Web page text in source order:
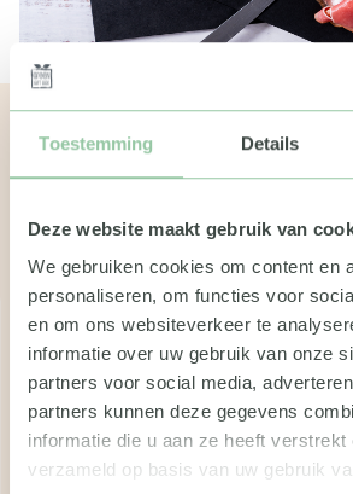
Toestemming Details
Deze website maakt gebruik van
We gebruiken cookies om content en
personaliseren, om functies voor
en om ons websiteverkeer te
informatie over uw gebruik van onze
partners voor social media,
partners kunnen deze gegevens
informatie die u aan ze heeft verstrekt
verzameld op basis van uw gebruik
Bekijk de
Neem dan gerust contact met ons